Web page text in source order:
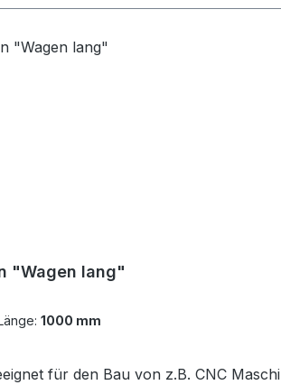
"Wagen lang"
1000 mm
für den Bau von z.B. CNC